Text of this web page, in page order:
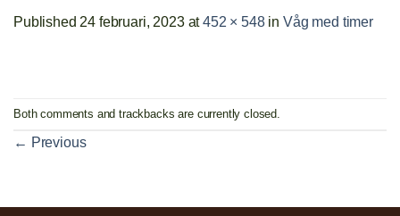
Published 24 februari, 2023at452 × 548in Våg med timer
Both comments and trackbacks are currently closed.
← Previous